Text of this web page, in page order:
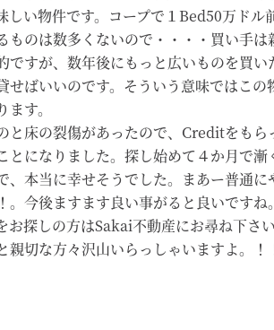
しい物件です。コープで１Bed50万ドル
ものは数多くないので・・・・買い手は
ですが、数年後にもっと広いものを買い
せばいいのです。そういう意味ではこの
す。
と床の裂傷があったので、Creditをもら
とになりました。探し始めて４か月で漸
、本当に幸せそうでした。まあー普通に
。今後ますます良い事がると良いですね
お探しの方はSakai不動産にお尋ね下さ
親切な方々沢山いらっしゃいますよ。！